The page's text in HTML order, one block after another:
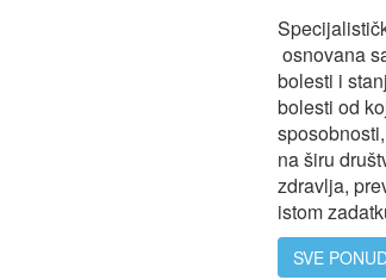
osnovana
bolesti i
bolesti od
na širu
zdravlja,
istom
SVE